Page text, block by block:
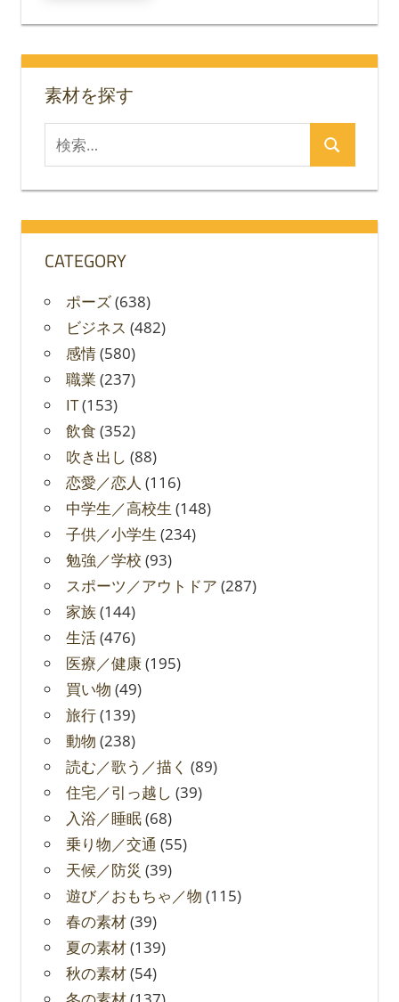
ー
ジ
送
り
素材を探す
索
対
検
CATEGORY
ポーズ(638)
ビジネス (482)
感情(580)
職業 (237)
IT(153)
飲食 (352)
吹き出し (88)
恋愛／恋人 (116)
中学生／高校生 (148)
子供／小学生 (234)
勉強／学校 (93)
スポーツ／アウトドア (287)
家族(144)
生活(476)
医療／健康(195)
買い物 (49)
旅行(139)
動物 (238)
読む／歌う／描く (89)
住宅／引っ越し (39)
入浴／睡眠(68)
乗り物／交通 (55)
天候／防災 (39)
遊び／おもちゃ／物 (115)
春の素材(39)
夏の素材(139)
秋の素材(54)